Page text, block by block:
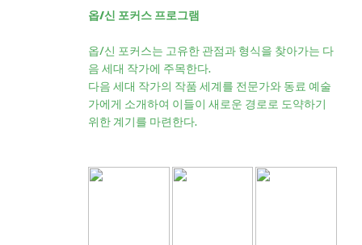
옵/신 포커스 프로그램
옵/신 포커스는 고유한 관점과 형식을 찾아가는 다
음 세대 작가에 주목한다.
다음 세대 작가의 작품 세계를 전문가와 동료 예술
가에게 소개하여 이들이 새로운 경로로 도약하기
위한 계기를 마련한다.